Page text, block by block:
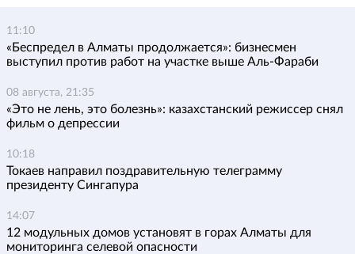
11:10
«Беспредел в Алматы продолжается»: бизнесмен
выступил против работ на участке выше Аль-Фараби
08 августа, 21:35
«Это не лень, это болезнь»: казахстанский режиссер снял
фильм о депрессии
10:18
Токаев направил поздравительную телеграмму
президенту Сингапура
14:07
12 модульных домов установят в горах Алматы для
мониторинга селевой опасности